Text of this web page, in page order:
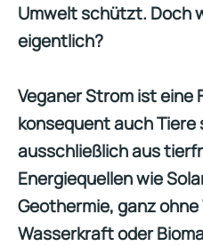
Umwelt schützt. Doch
eigentlich?
Veganer Strom ist eine
konsequent auch
ausschließlich aus
Energiequellen wie
Geothermie, ganz
Wasserkraft oder